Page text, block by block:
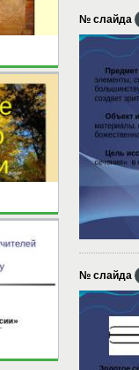
№ слайда
№ слайда